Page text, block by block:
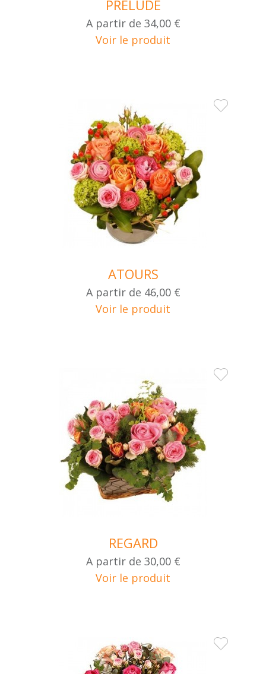
PRELUDE
A partir de 34,00 €
Voir le produit
ATOURS
A partir de 46,00 €
Voir le produit
REGARD
A partir de 30,00 €
Voir le produit